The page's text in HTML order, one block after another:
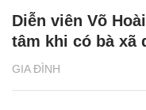
GIA ĐÌNH
Diễn viên Võ
tâm khi có bà xã